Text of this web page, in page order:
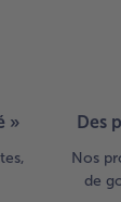
» Des
Nos
de